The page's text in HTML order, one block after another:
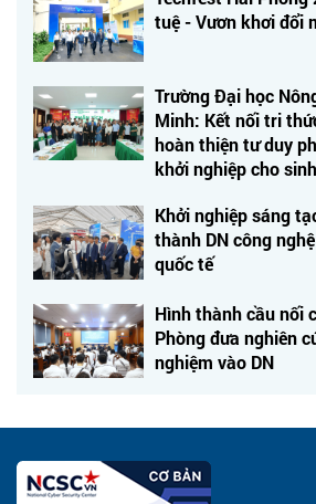
tuệ - Vươn khơi đổi
Trường Đại học
Minh: Kết nối tri
hoàn thiện tư duy
khởi nghiệp cho
Khởi nghiệp sáng
thành DN công
quốc tế
Hình thành cầu nối
Phòng đưa nghiên
nghiệm vào DN